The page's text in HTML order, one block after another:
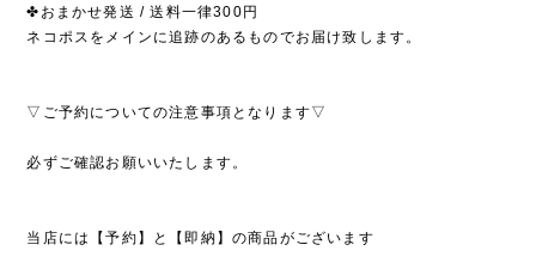
✤おまかせ発送 / 送料一律300円
ネコポスをメインに追跡のあるものでお届け致します。
▽ご予約についての注意事項となります▽
必ずご確認お願いいたします。
当店には【予約】と【即納】の商品がございます